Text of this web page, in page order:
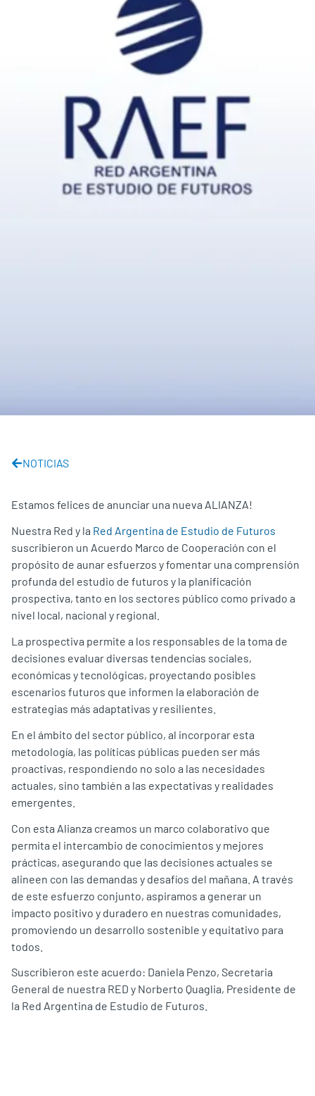
NOTICIAS
Estamos felices de anunciar una nueva ALIANZA!
Nuestra Red y la Red Argentina de Estudio de Futuros
suscribieron un Acuerdo Marco de Cooperación con el
propósito de aunar esfuerzos y fomentar una comprensión
profunda del estudio de futuros y la planificación
prospectiva, tanto en los sectores público como privado a
nivel local, nacional y regional.
La prospectiva permite a los responsables de la toma de
decisiones evaluar diversas tendencias sociales,
económicas y tecnológicas, proyectando posibles
escenarios futuros que informen la elaboración de
estrategias más adaptativas y resilientes.
En el ámbito del sector público, al incorporar esta
metodología, las políticas públicas pueden ser más
proactivas, respondiendo no solo a las necesidades
actuales, sino también a las expectativas y realidades
emergentes.
Con esta Alianza creamos un marco colaborativo que
permita el intercambio de conocimientos y mejores
prácticas, asegurando que las decisiones actuales se
alineen con las demandas y desafíos del mañana. A través
de este esfuerzo conjunto, aspiramos a generar un
impacto positivo y duradero en nuestras comunidades,
promoviendo un desarrollo sostenible y equitativo para
todos.
Suscribieron este acuerdo: Daniela Penzo, Secretaria
General de nuestra RED y Norberto Quaglia, Presidente de
la Red Argentina de Estudio de Futuros.